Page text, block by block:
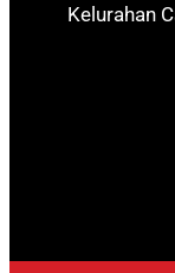
Kelurahan